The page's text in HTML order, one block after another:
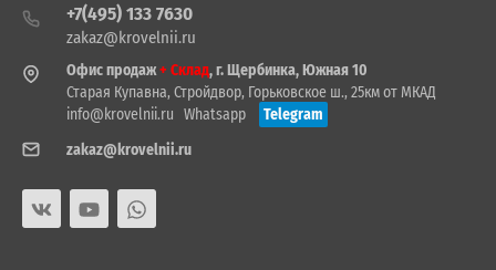
+7(495) 133 7630
zakaz@krovelnii.ru
Офис продаж+ Склад, г. Щербинка, Южная 10
Старая Купавна, Стройдвор, Горьковское ш., 25км от МКАД
info@krovelnii.ru Whatsapp
Telegram
zakaz@krovelnii.ru